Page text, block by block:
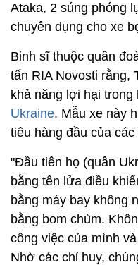
Ataka, 2 súng phóng
chuyên dụng cho xe
Binh sĩ thuộc quân
tấn RIA Novosti rằng,
khả năng lợi hại
Ukraine. Mẫu xe này
tiêu hàng đầu của
"Đầu tiên họ (quân
bằng tên lửa điều
bằng máy bay không
bằng bom chùm.
công việc của mình
Nhờ các chỉ huy,